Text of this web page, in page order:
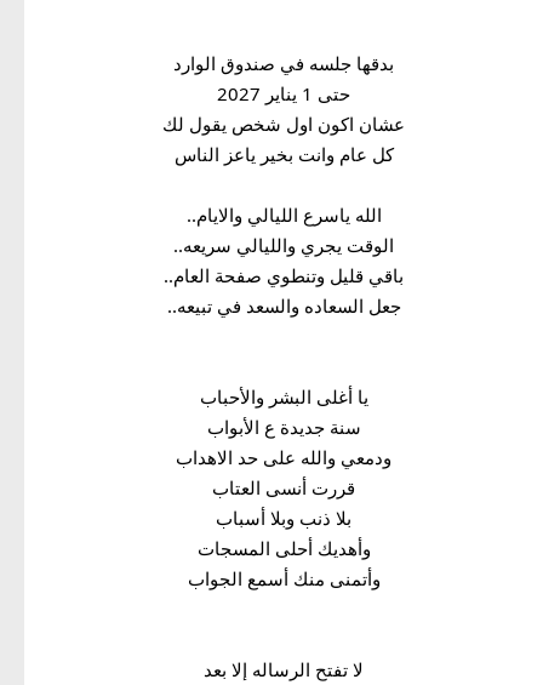
بدقها جلسه في صندوق الوارد
حتى 1 يناير 2027
عشان اكون اول شخص يقول لك
كل عام وانت بخير ياعز الناس
الله ياسرع الليالي والايام..
الوقت يجري والليالي سريعه..
باقي قليل وتنطوي صفحة العام..
جعل السعاده والسعد في تبيعه..
يا أغلى البشر والأحباب
سنة جديدة ع الأبواب
ودمعي والله على حد الاهداب
قررت أنسى العتاب
بلا ذنب وبلا أسباب
وأهديك أحلى المسجات
وأتمنى منك أسمع الجواب
لا تفتح الرساله إلا بعد